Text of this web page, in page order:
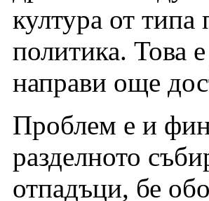
култура от типа
политика. Това
направи още
Проблем е и
разделното
отпадъци, бе